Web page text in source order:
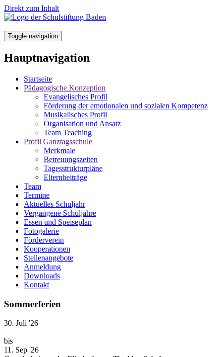
Direkt zum Inhalt
Toggle navigation
Hauptnavigation
Startseite
Pädagogische Konzeption
Evangelisches Profil
Förderung der emotionalen und sozialen Kompetenz
Musikalisches Profil
Organisation und Ansatz
Team Teaching
Profil Ganztagsschule
Merkmale
Betreuungszeiten
Tagesstrukturpläne
Elternbeiträge
Team
Termine
Aktuelles Schuljahr
Vergangene Schuljahre
Essen und Speiseplan
Fotogalerie
Förderverein
Kooperationen
Stellenangebote
Anmeldung
Downloads
Kontakt
Sommerferien
30. Juli '26
bis
11. Sep '26